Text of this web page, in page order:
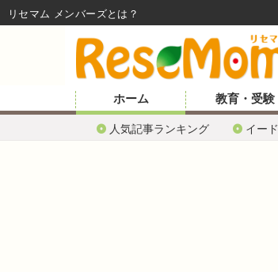
ホーム
人気記事ランキング イー
教育・受験
リセマム メンバーズ